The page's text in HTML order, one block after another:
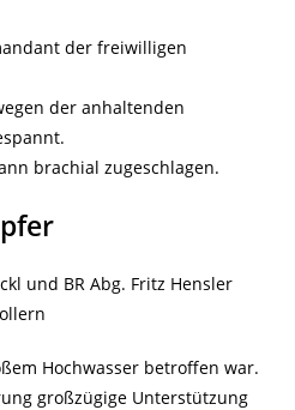
der freiwilligen
der anhaltenden
brachial zugeschlagen.
und BR Abg. Fritz Hensler
Hochwasser betroffen war.
großzügige Unterstützung